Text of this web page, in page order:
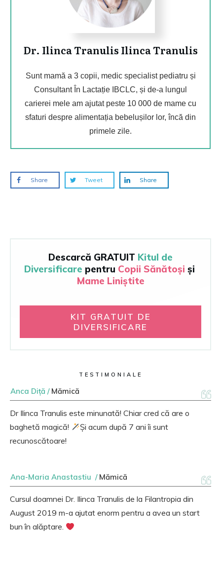
Dr. Ilinca Tranulis Ilinca Tranulis
Sunt mamă a 3 copii, medic specialist pediatru și
Consultant În Lactație IBCLC, și de-a lungul
carierei mele am ajutat peste 10 000 de mame cu
sfaturi despre alimentația bebelușilor lor, încă din
primele zile.
Share Tweet Share
Descarcă GRATUIT Kitul de
Diversificare pentru Copii Sănătoși și
Mame Liniștite
KIT GRATUIT DE
DIVERSIFICARE
TESTIMONIALE
Anca Diță /Mămică
Dr Ilinca Tranulis este minunată! Chiar cred că are o
baghetă magică!
Și acum după 7 ani îi sunt
recunoscătoare!
Ana-Maria Anastastiu /Mămică
Cursul doamnei Dr. Ilinca Tranulis de la Filantropia din
August 2019 m-a ajutat enorm pentru a avea un start
bun în alăptare.